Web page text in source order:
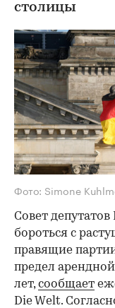
столицы
Фото: Simone
Совет
бороться с
правящие
предел
лет,сообщает
Die Welt.